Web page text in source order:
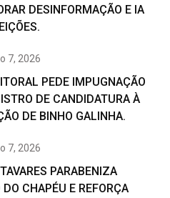
DESINFORMAÇÃO E IA
7, 2026
PEDE IMPUGNAÇÃO
DE CANDIDATURA À
DE BINHO GALINHA.
7, 2026
PARABENIZA
DO CHAPÉU E REFORÇA